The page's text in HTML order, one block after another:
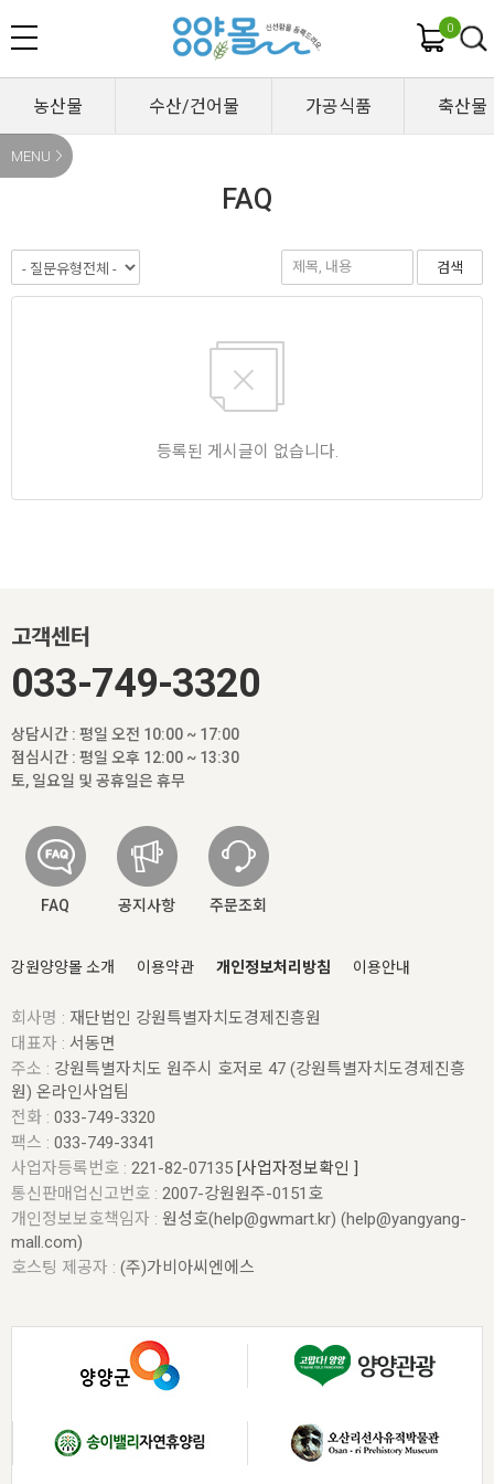
0
농산물 수산/건어물 가공식품 축산물
MENU
FAQ
검색
등록된 게시글이 없습니다.
고객센터
033-749-3320
상담시간 : 평일 오전 10:00 ~ 17:00
점심시간 : 평일 오후 12:00 ~ 13:30
토, 일요일 및 공휴일은 휴무
FAQ 공지사항 주문조회
강원양양몰 소개 이용약관 개인정보처리방침 이용안내
회사명 : 재단법인 강원특별자치도경제진흥원
대표자 : 서동면
주소 : 강원특별자치도 원주시 호저로 47 (강원특별자치도경제진흥
원) 온라인사업팀
전화 : 033-749-3320
팩스 : 033-749-3341
사업자등록번호 : 221-82-07135 [사업자정보확인 ]
통신판매업신고번호 : 2007-강원원주-0151호
개인정보보호책임자 : 원성호(help@gwmart.kr) (help@yangyang-
mall.com)
호스팅 제공자 : (주)가비아씨엔에스